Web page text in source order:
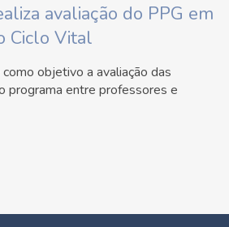
avaliação do PPG em
Ciclo Vital
objetivo a avaliação das
programa entre professores e